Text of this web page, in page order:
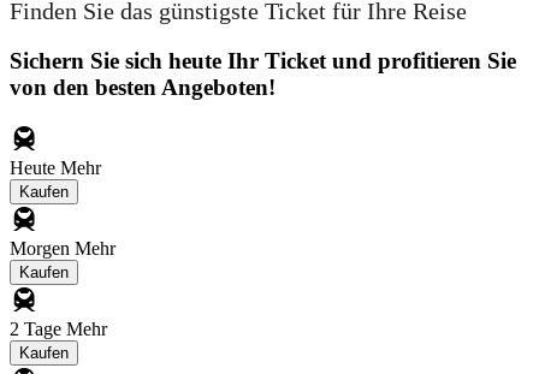
Finden Sie das günstigste Ticket für Ihre Reise
Sichern Sie sich heute Ihr Ticket und profitieren Sie
von den besten Angeboten!
Heute Mehr
Kaufen
Morgen Mehr
Kaufen
2 Tage Mehr
Kaufen